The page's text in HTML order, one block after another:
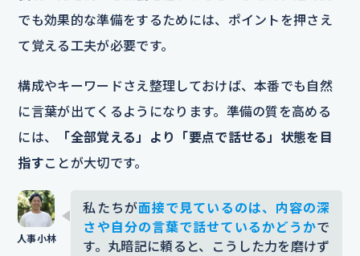
でも効果的な準備をするためには、ポイントを押さえ
て覚える工夫が必要です。
構成やキーワードさえ整理しておけば、本番でも自然
に言葉が出てくるようになります。準備の質を高める
には、
「全部覚える」より「要点で話せる」状態を目
指すことが大切です。
私たちが面接で見ているのは、内容の深
さや自分の言葉で話せているかどうかで
す。丸暗記に頼ると、こうした力を磨けず